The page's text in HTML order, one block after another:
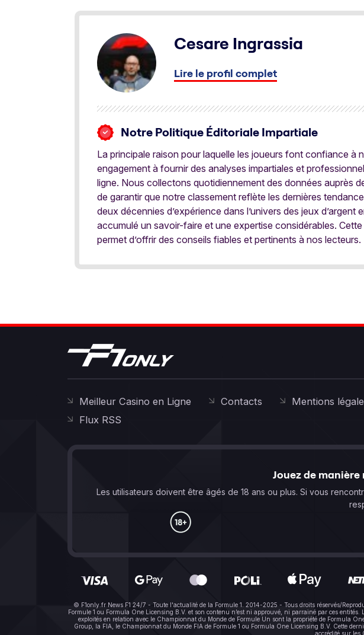
Cesare Ingrassia
Lire le profil complet
Notre Politique Éditoriale Impartiale
La principale raison pour laquelle les joueurs font confiance à
engagement à fournir des analyses impartiales et
ligne. Nous collectons quotidiennement des données auprès
de garantir que notre classement reflète les dernières
deux décennies d’expérience dans l’univers des jeux d’argent
accumulé un savoir-faire et une expertise considérables.
permet d’offrir des conseils fiables et pertinents à nos lecteurs.
Meilleur Casino en Ligne Contacts Mentions
Flux RSS
Jouez de
Les utilisateurs doivent être âgés de 18 ans ou plus. Si vous
© F1only.fr News F1 24/7 - Toute l'actualité de la Formule 1. 2014-2025 - Tous droits réservés/
Formule 1 ou Formula One Licensing B.V. et son contenu n’est ni approuvé, ni parrainé par ces entités.
exploités en relation avec le Championnat du Monde de Formule Un sont la propriété de Formula
Group, la FIA, le Championnat du Monde FIA de Formule 1 ou Formula One Licensing B.V. Cette
accrédité sur les